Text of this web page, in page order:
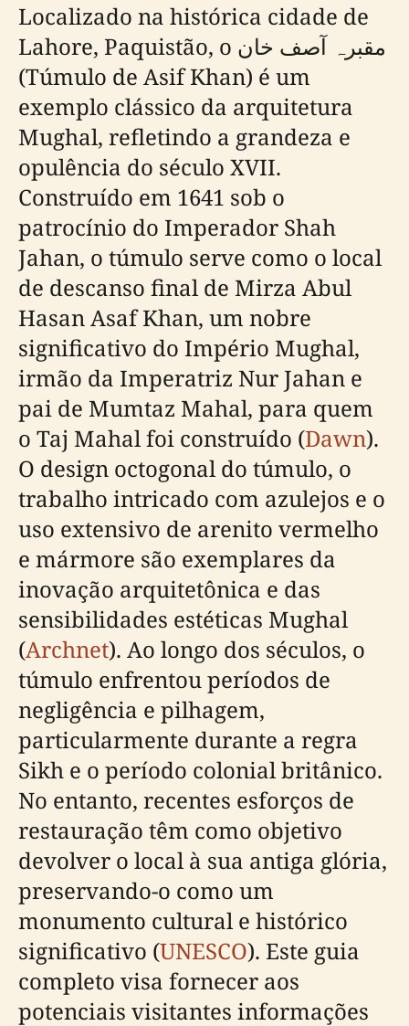
Localizado na histórica cidade de
Lahore, Paquistão, o مقبرہ آصف خان
(Túmulo de Asif Khan) é um
exemplo clássico da arquitetura
Mughal, refletindo a grandeza e
opulência do século XVII.
Construído em 1641 sob o
patrocínio do Imperador Shah
Jahan, o túmulo serve como o local
de descanso final de Mirza Abul
Hasan Asaf Khan, um nobre
significativo do Império Mughal,
irmão da Imperatriz Nur Jahan e
pai de Mumtaz Mahal, para quem
o Taj Mahal foi construído (Dawn).
O design octogonal do túmulo, o
trabalho intricado com azulejos e o
uso extensivo de arenito vermelho
e mármore são exemplares da
inovação arquitetônica e das
sensibilidades estéticas Mughal
(Archnet). Ao longo dos séculos, o
túmulo enfrentou períodos de
negligência e pilhagem,
particularmente durante a regra
Sikh e o período colonial britânico.
No entanto, recentes esforços de
restauração têm como objetivo
devolver o local à sua antiga glória,
preservando-o como um
monumento cultural e histórico
significativo (UNESCO). Este guia
completo visa fornecer aos
potenciais visitantes informações